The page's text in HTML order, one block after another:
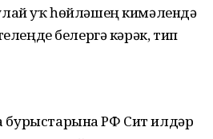
уҡ һөйләшең кимәлендә
белергә кәрәк, тип
бурыстарына РФ Сит илдәр